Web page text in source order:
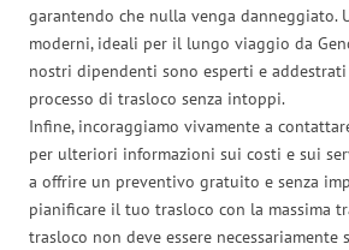
garantendo che nulla venga danneggiato.
moderni, ideali per il lungo viaggio da
nostri dipendenti sono esperti e
processo di trasloco senza intoppi.
Infine, incoraggiamo vivamente a
per ulteriori informazioni sui costi e sui
a offrire un preventivo gratuito e senza
pianificare il tuo trasloco con la massima
trasloco non deve essere necessariamente